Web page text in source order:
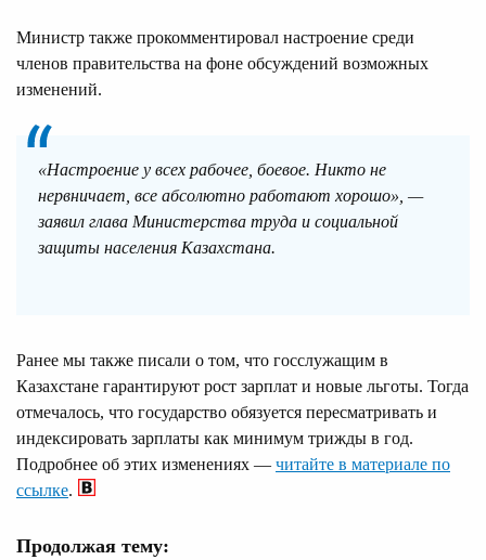
Министр также прокомментировал настроение среди
членов правительства на фоне обсуждений возможных
изменений.
«Настроение у всех рабочее, боевое. Никто не
нервничает, все абсолютно работают хорошо», —
заявил глава Министерства труда и социальной
защиты населения Казахстана.
Ранее мы также писали о том, что госслужащим в
Казахстане гарантируют рост зарплат и новые льготы. Тогда
отмечалось, что государство обязуется пересматривать и
индексировать зарплаты как минимум трижды в год.
Подробнее об этих изменениях — читайте в материале по
ссылке.
Продолжая тему: